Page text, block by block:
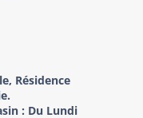
Résidence
: Du Lundi